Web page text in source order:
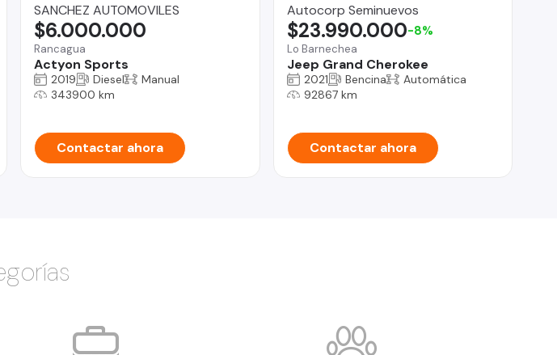
SANCHEZ AUTOMOVILES
Rancagua
Actyon Sports
$6.000.000
2019 Diesel
Manual
343900 km
Contactar ahora
Autocorp Seminuevos
Lo Barnechea
Jeep Grand Cherokee
$23.990.000-8%
2021 Bencina
Automática
92867 km
Contactar ahora